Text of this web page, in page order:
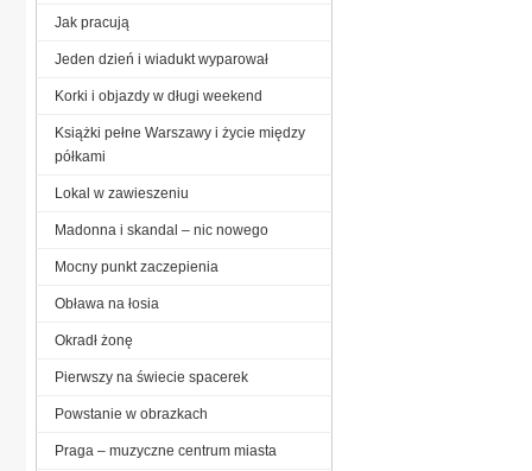
Jak pracują
Jeden dzień i wiadukt wyparował
Korki i objazdy w długi weekend
Książki pełne Warszawy i życie między
półkami
Lokal w zawieszeniu
Madonna i skandal – nic nowego
Mocny punkt zaczepienia
Obława na łosia
Okradł żonę
Pierwszy na świecie spacerek
Powstanie w obrazkach
Praga – muzyczne centrum miasta